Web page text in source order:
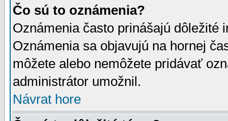
Čo sú to oznámenia?
Oznámenia často prinášajú dôležité
Oznámenia sa objavujú na hornej
môžete alebo nemôžete pridávať
administrátor umožnil.
Návrat hore